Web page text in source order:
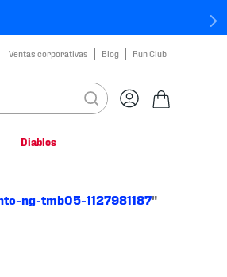
Ventas corporativas Blog Run Club
Diablos
ng-tmb05-1127981187"